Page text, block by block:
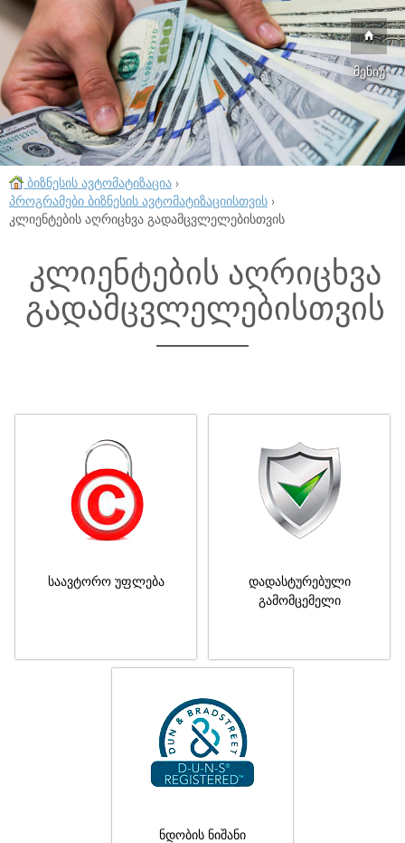
მენიუ
ბიზნესის ავტომატიზაცია ›
პროგრამები ბიზნესის ავტომატიზაციისთვის ›
კლიენტების აღრიცხვა გადამცვლელებისთვის
კლიენტების აღრიცხვა
გადამცვლელებისთვის
საავტორო უფლება
დადასტურებული
გამომცემელი
ნდობის ნიშანი